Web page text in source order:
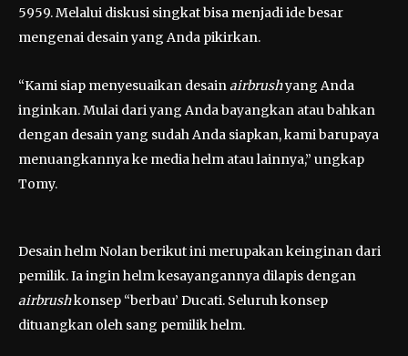
5959. Melalui diskusi singkat bisa menjadi ide besar
mengenai desain yang Anda pikirkan.
“Kami siap menyesuaikan desainairbrushyang Anda
inginkan. Mulai dari yang Anda bayangkan atau bahkan
dengan desain yang sudah Anda siapkan, kami barupaya
menuangkannya ke media helm atau lainnya,” ungkap
Tomy.
Desain helm Nolan berikut ini merupakan keinginan dari
pemilik. Ia ingin helm kesayangannya dilapis dengan
airbrushkonsep “berbau’ Ducati. Seluruh konsep
dituangkan oleh sang pemilik helm.